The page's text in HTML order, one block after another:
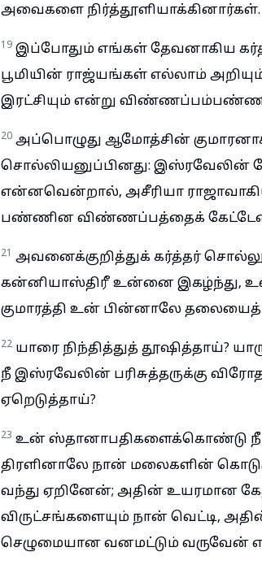
அவைகளை நிர்த்தூளியாக்கினார்கள்.
19 இப்போதும் எங்கள் தேவனாகிய
பூமியின் ராஜ்யங்கள் எல்லாம்
இரட்சியும் என்று
20 அப்பொழுது ஆமோத்சின்
சொல்லியனுப்பினது: இஸ்ரவேலின்
என்னவென்றால், அசீரியா
பண்ணின விண்ணப்பத்தைக்
21 அவனைக்குறித்துக் கர்த்தர்
கன்னியாஸ்திரீ உன்னை இகழ்ந்து,
குமாரத்தி உன் பின்னாலே தலையைத்
22 யாரை நிந்தித்துத் தூஷித்தாய்?
நீ இஸ்ரவேலின் பரிசுத்தருக்கு
ஏறெடுத்தாய்?
23 உன் ஸ்தானாபதிகளைக்கொண்டு நீ
திரளினாலே நான் மலைகளின்
வந்து ஏறினேன்; அதின் உயரமான
விருட்சங்களையும் நான் வெட்டி,
செழுமையான வனமட்டும் வருவேன்